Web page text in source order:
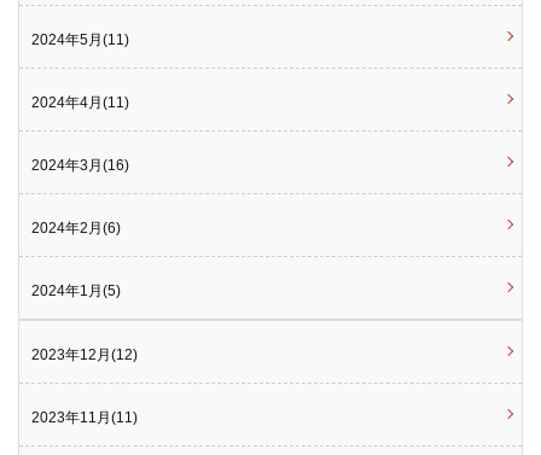
2024年5月(11)
2024年4月(11)
2024年3月(16)
2024年2月(6)
2024年1月(5)
2023年12月(12)
2023年11月(11)